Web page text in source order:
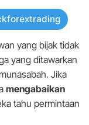
yang bijak tidak
yang ditawarkan
Jika
mengabaikan
tahu permintaan